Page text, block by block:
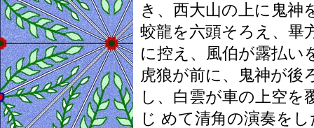
き、西大山の上に鬼神
蛟龍を六頭そろえ、畢
に控え、風伯が露払い
虎狼が前に、鬼神が後
し、白雲が車の上空
じ めて清角の演奏を